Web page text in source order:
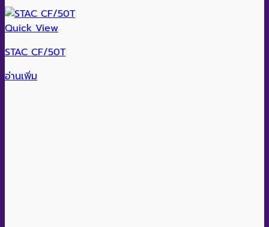
Quick View
STAC CF/50T
อ่านเพิ่ม